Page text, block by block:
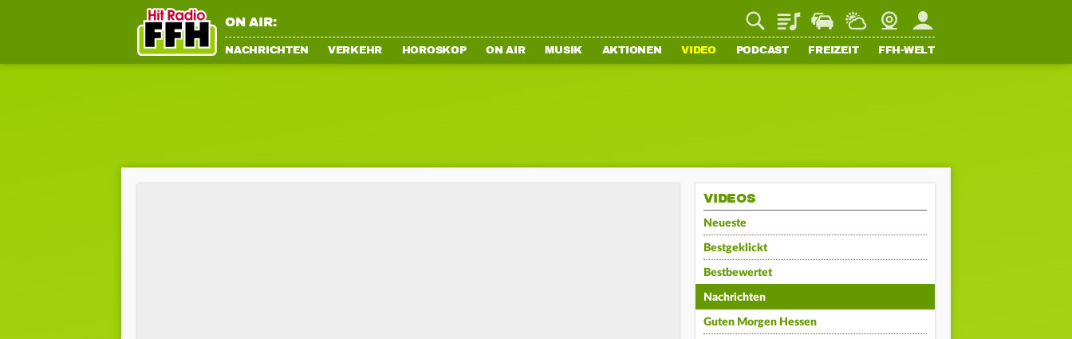
ON AIR: PlaylistStaupilotWetterWebcamMein FFH
NACHRICHTEN VERKEHR HOROSKOP ON AIR MUSIK AKTIONEN VIDEO PODCAST FREIZEIT FFH-WELT
VIDEOS
Neueste
Bestgeklickt
Bestbewertet
Nachrichten
Guten Morgen Hessen